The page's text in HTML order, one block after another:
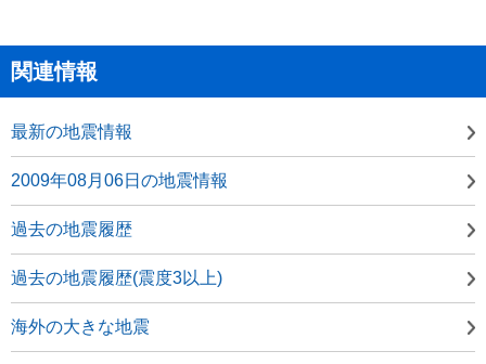
関連情報
最新の地震情報
2009年08月06日の地震情報
過去の地震履歴
過去の地震履歴(震度3以上)
海外の大きな地震